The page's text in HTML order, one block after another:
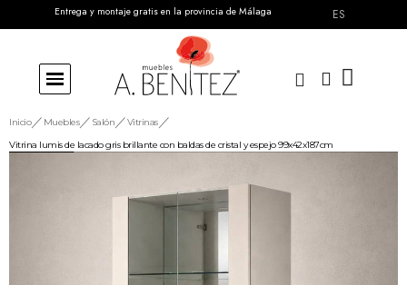
Entrega y montaje gratis en la provincia de Málaga ES
Inicio Muebles Salón
Vitrinas
Vitrina lumis de lacado gris brillante con baldas de cristal y espejo 99x42x187cm